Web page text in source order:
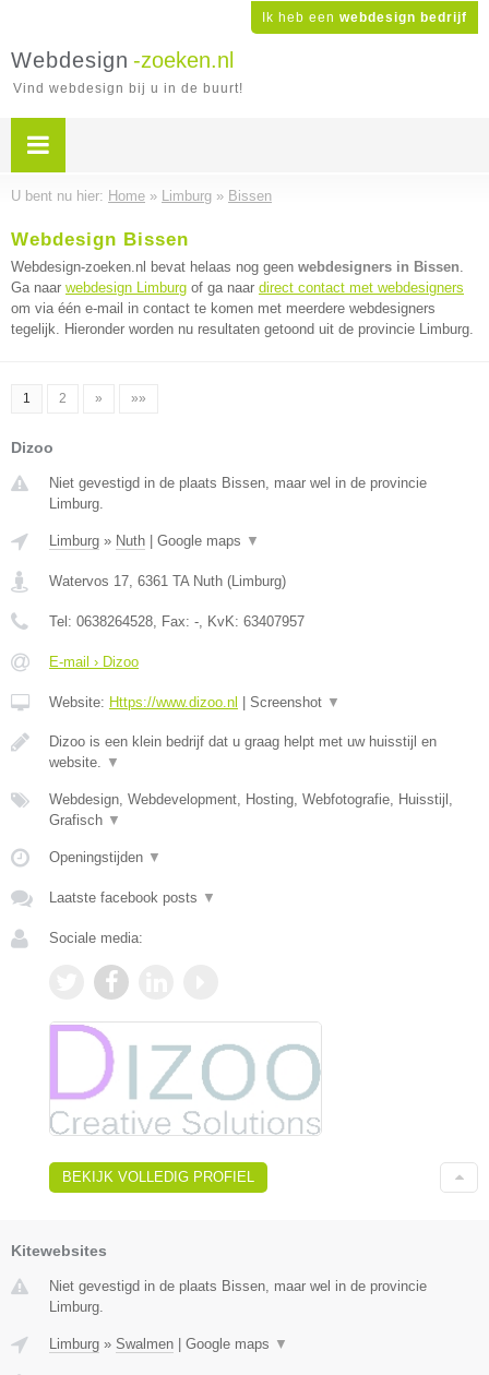
Ik heb een webdesign bedrijf
Webdesign -zoeken.nl
Vind webdesign bij u in de buurt!
U bent nu hier: Home » Limburg » Bissen
Webdesign Bissen
Webdesign-zoeken.nl bevat helaas nog geen webdesigners in Bissen.
Ga naar webdesign Limburg of ga naar direct contact met webdesigners
om via één e-mail in contact te komen met meerdere webdesigners
tegelijk. Hieronder worden nu resultaten getoond uit de provincie Limburg.
1 2 » »»
Dizoo
Niet gevestigd in de plaats Bissen, maar wel in de provincie
Limburg.
Limburg » Nuth Google maps ▼
Watervos 17, 6361 TA Nuth (Limburg)
Tel: 0638264528, Fax: -, KvK: 63407957
E-mail › Dizoo
Website: Https://www.dizoo.nl Screenshot ▼
Dizoo is een klein bedrijf dat u graag helpt met uw huisstijl en
website. ▼
Webdesign, Webdevelopment, Hosting, Webfotografie, Huisstijl,
Grafisch ▼
Openingstijden ▼
Laatste facebook posts ▼
Sociale media:
BEKIJK VOLLEDIG PROFIEL
Kitewebsites
Niet gevestigd in de plaats Bissen, maar wel in de provincie
Limburg.
Limburg » Swalmen Google maps ▼